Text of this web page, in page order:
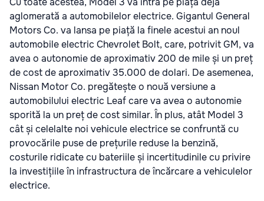
aglomerată a automobilelor electrice. Gigantul General
Motors Co. va lansa pe piață la finele acestui an noul
automobile electric Chevrolet Bolt, care, potrivit GM, va
avea o autonomie de aproximativ 200 de mile și un preț
de cost de aproximativ 35.000 de dolari. De asemenea,
Nissan Motor Co. pregătește o nouă versiune a
automobilului electric Leaf care va avea o autonomie
sporită la un preț de cost similar. În plus, atât Model 3
cât și celelalte noi vehicule electrice se confruntă cu
provocările puse de prețurile reduse la benzină,
costurile ridicate cu bateriile și incertitudinile cu privire
la investițiile în infrastructura de încărcare a vehiculelor
electrice.